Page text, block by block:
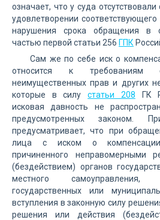
означает, что у суда
удовлетворении
нарушения срока обращения в
частью первой статьи 256 ГПК
Сам же по себе иск о
относится к
неимущественных прав и других
которые в силустатьи 208 ГК
исковая давность не
предусмотренных законом.
предусматривает, что при
лица с иском о
причиненного неправомерными
(бездействием) органов
местного
государственных или
вступления в законную силу
решения или действия